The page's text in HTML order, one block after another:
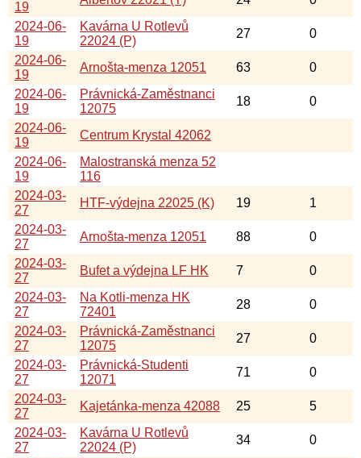
19
2024-06-
19
Kavárna U Rotlevů
22024 (P)
27
0
2024-06-
19
Arnošta-menza 12051 63
0
2024-06-
19
Právnická-Zaměstnanci
12075
18
0
2024-06-
19
Centrum Krystal 42062
2024-06-
19
Malostranská menza 52
116
2024-03-
27
HTF-výdejna 22025 (K) 19
1
2024-03-
27
Arnošta-menza 12051 88
0
2024-03-
27
Bufet a výdejna LF HK 7
0
2024-03-
27
Na Kotli-menza HK
72401
28
0
2024-03-
27
Právnická-Zaměstnanci
12075
27
0
2024-03-
27
Právnická-Studenti
12071
71
0
2024-03-
27
Kajetánka-menza 42088 25
5
2024-03-
27
Kavárna U Rotlevů
22024 (P)
34
0